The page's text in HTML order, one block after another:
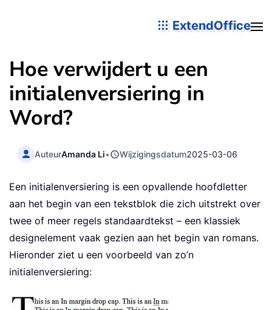
ExtendOffice
Hoe verwijdert u een
initialenversiering in
Word?
AuteurAmanda Li• Wijzigingsdatum2025-03-06
Een initialenversiering is een opvallende hoofdletter
aan het begin van een tekstblok die zich uitstrekt over
twee of meer regels standaardtekst – een klassiek
designelement vaak gezien aan het begin van romans.
Hieronder ziet u een voorbeeld van zo’n
initialenversiering: